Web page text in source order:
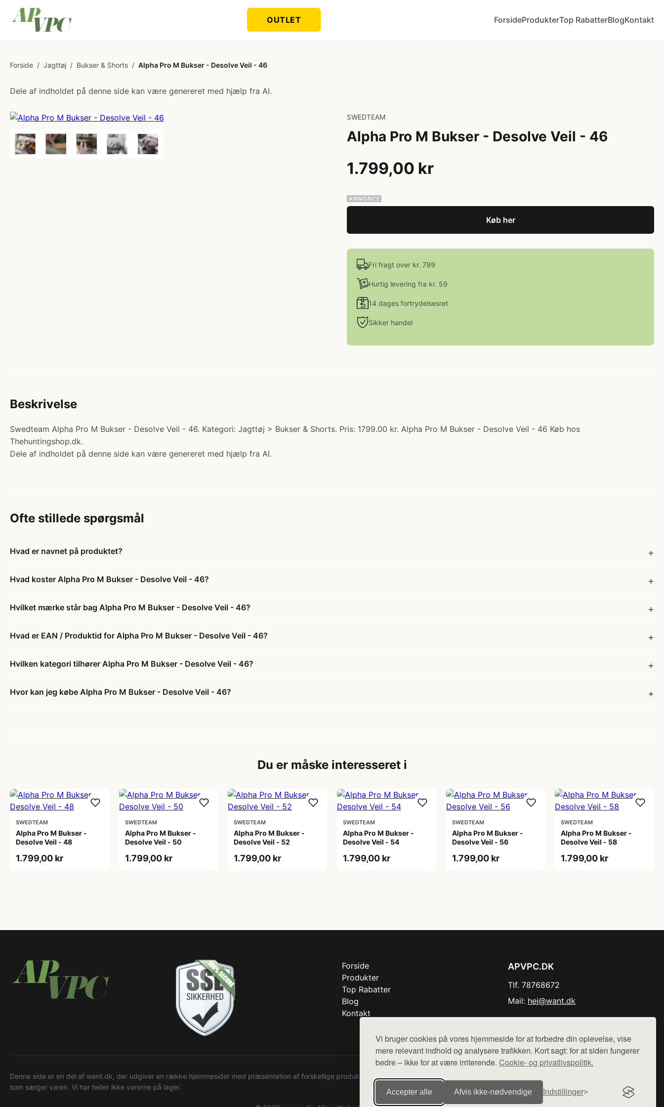
Vi bruger cookies på vores hjemmeside for at forbedre din oplevelse, vise
mere relevant indhold og analysere trafikken. Kort sagt: for at siden fungerer
bedre – ikke for at være irriterende. Cookie- og privatlivspolitik.
Accepter alle Afvis ikke‑nødvendige Indstillinger
OUTLET ForsideProdukterTop RabatterBlogKontakt
Forside / Jagttøj / Bukser & Shorts / Alpha Pro M Bukser - Desolve Veil - 46
Dele af indholdet på denne side kan være genereret med hjælp fra AI.
SWEDTEAM
Alpha Pro M Bukser - Desolve Veil - 46
1.799,00 kr
Køb her
Fri fragt over kr. 799
Hurtig levering fra kr. 59
14 dages fortrydelsesret
Sikker handel
Beskrivelse
Swedteam Alpha Pro M Bukser - Desolve Veil - 46. Kategori: Jagttøj > Bukser & Shorts. Pris: 1799.00 kr. Alpha Pro M Bukser - Desolve Veil - 46 Køb hos
Thehuntingshop.dk.
Dele af indholdet på denne side kan være genereret med hjælp fra AI.
Ofte stillede spørgsmål
Hvad er navnet på produktet?
Hvad koster Alpha Pro M Bukser - Desolve Veil - 46?
Hvilket mærke står bag Alpha Pro M Bukser - Desolve Veil - 46?
Hvad er EAN / Produktid for Alpha Pro M Bukser - Desolve Veil - 46?
Hvilken kategori tilhører Alpha Pro M Bukser - Desolve Veil - 46?
Hvor kan jeg købe Alpha Pro M Bukser - Desolve Veil - 46?
Du er måske interesseret i
SWEDTEAM
Alpha Pro M Bukser -
Desolve Veil - 48
1.799,00 kr
SWEDTEAM
Alpha Pro M Bukser -
Desolve Veil - 50
1.799,00 kr
SWEDTEAM
Alpha Pro M Bukser -
Desolve Veil - 52
1.799,00 kr
SWEDTEAM
Alpha Pro M Bukser -
Desolve Veil - 54
1.799,00 kr
SWEDTEAM
Alpha Pro M Bukser -
Desolve Veil - 56
1.799,00 kr
SWEDTEAM
Alpha Pro M Bukser -
Desolve Veil - 58
1.799,00 kr
Forside
Produkter
Top Rabatter
Blog
Kontakt
APVPC.DK
Tlf. 78768672
Mail: hej@want.dk
Denne side er en del af want.dk, der udgiver en række hjemmesider med præsentation af forskellige produkter fra diverse webshops. Der sælges ikke varer fra denne side - vi henviser til de shops,
som sælger varen. Vi har heller ikke varerne på lager.